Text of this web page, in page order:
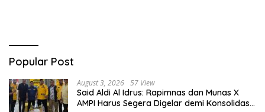
Popular Post
August 3, 2026 57 View
Said Aldi Al Idrus: Rapimnas dan Munas X
AMPI Harus Segera Digelar demi Konsolidasi